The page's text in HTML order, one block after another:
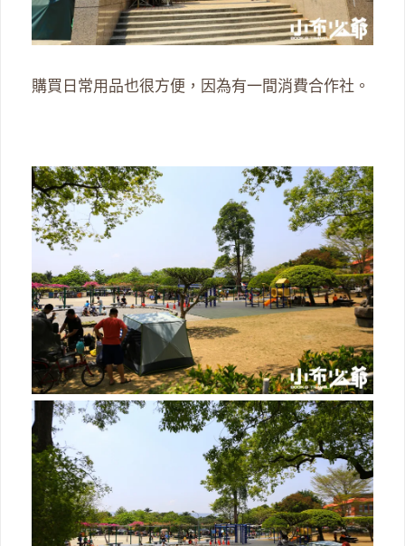
購買日常用品也很方便，因為有一間消費合作社。